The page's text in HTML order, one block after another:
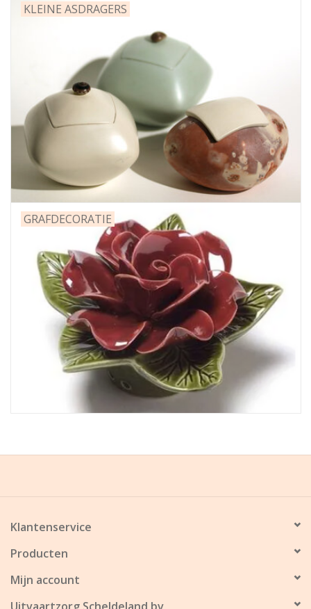
KLEINE ASDRAGERS
GRAFDECORATIE
Klantenservice
Producten
Mijn account